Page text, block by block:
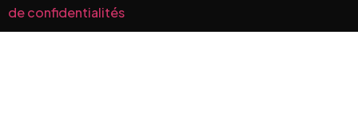
de confidentialités